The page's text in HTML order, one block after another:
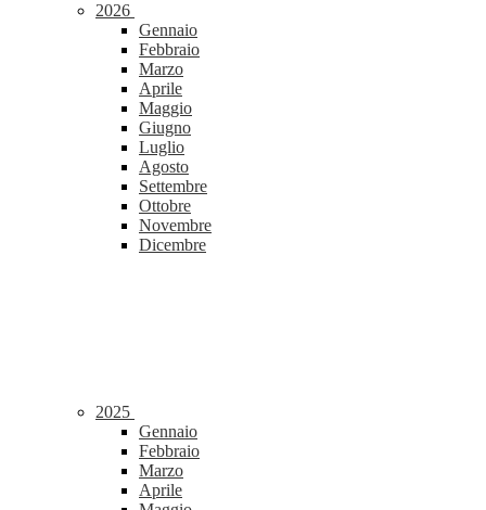
2026
Gennaio
Febbraio
Marzo
Aprile
Maggio
Giugno
Luglio
Agosto
Settembre
Ottobre
Novembre
Dicembre
2025
Gennaio
Febbraio
Marzo
Aprile